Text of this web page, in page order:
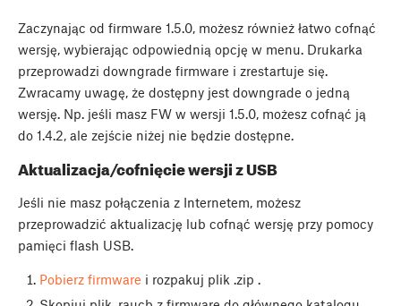
Zaczynając od firmware 1.5.0, możesz również łatwo cofnąć
wersję, wybierając odpowiednią opcję w menu. Drukarka
przeprowadzi downgrade firmware i zrestartuje się.
Zwracamy uwagę, że dostępny jest downgrade o jedną
wersję. Np. jeśli masz FW w wersji 1.5.0, możesz cofnąć ją
do 1.4.2, ale zejście niżej nie będzie dostępne.
Aktualizacja/cofnięcie wersji z USB
Jeśli nie masz połączenia z Internetem, możesz
przeprowadzić aktualizację lub cofnąć wersję przy pomocy
pamięci flash USB.
Pobierz firmware i rozpakuj plik .zip .